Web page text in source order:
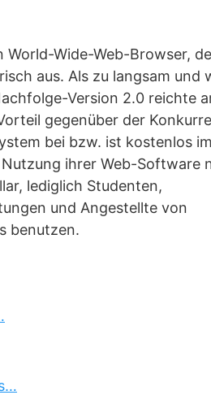
Wide-Web-Browser,
aus. Als zu langsam und
Version 2.0 reichte
gegenüber der
bei bzw. ist kostenlos im
ihrer Web-Software
lediglich Studenten,
und Angestellte von
benutzen.